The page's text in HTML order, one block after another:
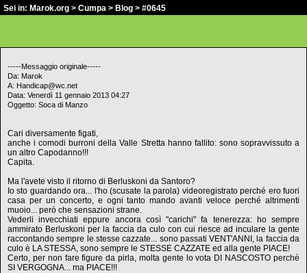
Sei in: Marok.org > Cumpa > Blog > #0645
-----Messaggio originale-----
Da: Marok
A: Handicap@wc.net
Data: Venerdì 11 gennaio 2013 04:27
Oggetto: Soca di Manzo
Cari diversamente figati,
anche i comodi burroni della Valle Stretta hanno fallito: sono sopravvissuto a
un altro Capodanno!!!
Capita.
Ma l'avete visto il ritorno di Berluskoni da Santoro?
Io sto guardando ora... l'ho (scusate la parola) videoregistrato perché ero fuori
casa per un concerto, e ogni tanto mando avanti veloce perché altrimenti
muoio... però che sensazioni strane.
Vederli invecchiati eppure ancora così "carichi" fa tenerezza: ho sempre
ammirato Berluskoni per la faccia da culo con cui riesce ad inculare la gente
raccontando sempre le stesse cazzate... sono passati VENT'ANNI, la faccia da
culo è LA STESSA, sono sempre le STESSE CAZZATE ed alla gente PIACE!
Certo, per non fare figure da pirla, molta gente lo vota DI NASCOSTO perché
SI VERGOGNA... ma PIACE!!!